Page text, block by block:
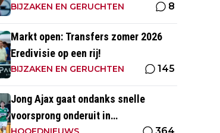
spelen, vloeken in de kerk'
BIJZAKEN EN GERUCHTEN 8
Markt open: Transfers zomer 2026
Eredivisie op een rij!
BIJZAKEN EN GERUCHTEN 145
Jong Ajax gaat ondanks snelle
voorsprong onderuit in